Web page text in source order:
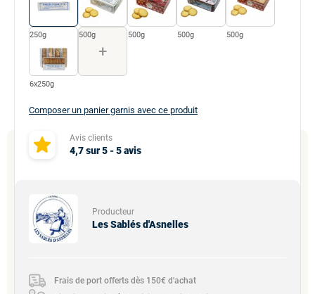
Avis clients
4,7sur5 -5avis
250g 500g 500g 500g 500g
6x250g
+
Composer un panier garnis avec ce produit
Producteur
Les Sablés d'Asnelles
Frais de port offerts dès 150€ d'achat